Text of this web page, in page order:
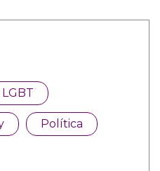
Política